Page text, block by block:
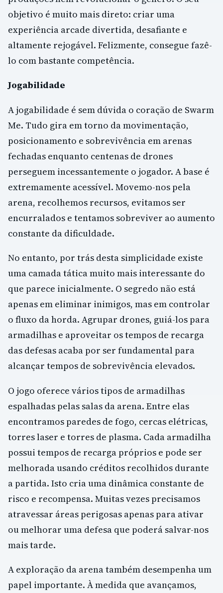
objetivo é muito mais direto: criar uma
experiência arcade divertida, desafiante e
altamente rejogável. Felizmente, consegue fazê-
lo com bastante competência.
Jogabilidade
A jogabilidade é sem dúvida o coração de Swarm
Me. Tudo gira em torno da movimentação,
posicionamento e sobrevivência em arenas
fechadas enquanto centenas de drones
perseguem incessantemente o jogador. A base é
extremamente acessível. Movemo-nos pela
arena, recolhemos recursos, evitamos ser
encurralados e tentamos sobreviver ao aumento
constante da dificuldade.
No entanto, por trás desta simplicidade existe
uma camada tática muito mais interessante do
que parece inicialmente. O segredo não está
apenas em eliminar inimigos, mas em controlar
o fluxo da horda. Agrupar drones, guiá-los para
armadilhas e aproveitar os tempos de recarga
das defesas acaba por ser fundamental para
alcançar tempos de sobrevivência elevados.
O jogo oferece vários tipos de armadilhas
espalhadas pelas salas da arena. Entre elas
encontramos paredes de fogo, cercas elétricas,
torres laser e torres de plasma. Cada armadilha
possui tempos de recarga próprios e pode ser
melhorada usando créditos recolhidos durante
a partida. Isto cria uma dinâmica constante de
risco e recompensa. Muitas vezes precisamos
atravessar áreas perigosas apenas para ativar
ou melhorar uma defesa que poderá salvar-nos
mais tarde.
A exploração da arena também desempenha um
papel importante. À medida que avançamos,